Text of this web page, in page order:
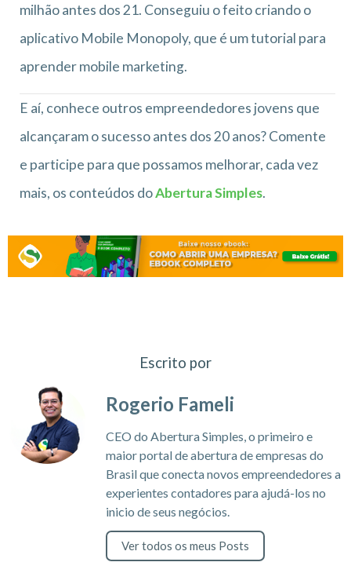
milhão antes dos 21. Conseguiu o feito criando o
aplicativo Mobile Monopoly, que é um tutorial para
aprender mobile marketing.
E aí, conhece outros empreendedores jovens que
alcançaram o sucesso antes dos 20 anos? Comente
e participe para que possamos melhorar, cada vez
mais, os conteúdos doAbertura Simples.
Escrito por
Rogerio Fameli
CEO do Abertura Simples, o primeiro e
maior portal de abertura de empresas do
Brasil que conecta novos empreendedores a
experientes contadores para ajudá-los no
inicio de seus negócios.
Ver todos os meus Posts